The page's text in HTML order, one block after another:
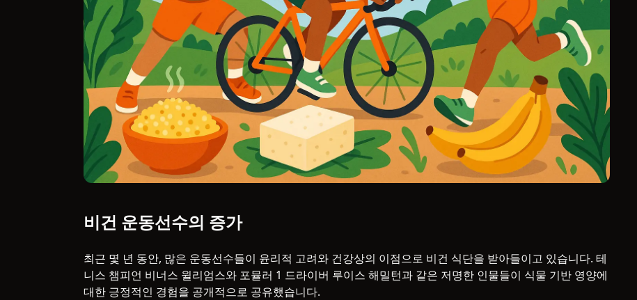
비건 운동선수의 증가
최근 몇 년 동안, 많은 운동선수들이 윤리적 고려와 건강상의 이점으로 비건 식단을 받아들이고 있습니다. 테
니스 챔피언 비너스 윌리엄스와 포뮬러 1 드라이버 루이스 해밀턴과 같은 저명한 인물들이 식물 기반 영양에
대한 긍정적인 경험을 공개적으로 공유했습니다.